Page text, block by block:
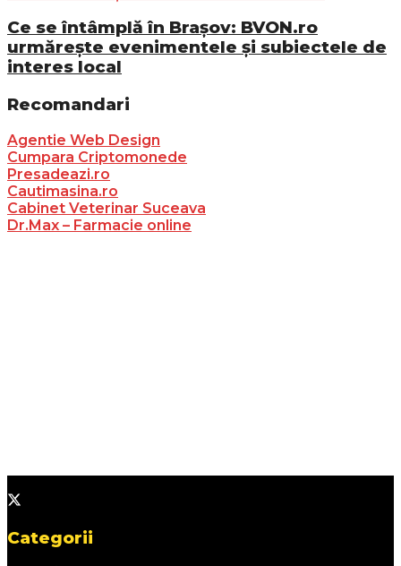
Ce se întâmplă în Brașov: BVON.ro
urmărește evenimentele și subiectele de
interes local
Recomandari
Agentie Web Design
Cumpara Criptomonede
Presadeazi.ro
Cautimasina.ro
Cabinet Veterinar Suceava
Dr.Max – Farmacie online
Categorii